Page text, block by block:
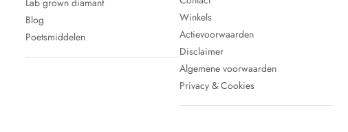
Blog
Poetsmiddelen
Winkels
Actievoorwaarden
Disclaimer
Algemene voorwaarden
Privacy & Cookies